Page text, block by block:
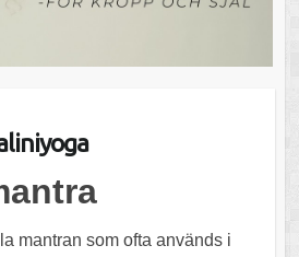
mantran som ofta används i